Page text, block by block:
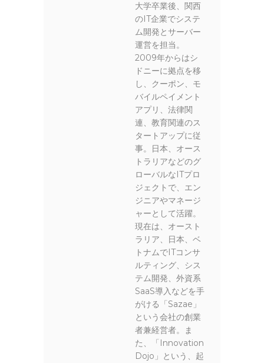
大学卒業後、関西
のIT企業でシステ
ム開発とサーバー
運営を担当。
2009年からはシ
ドニーに拠点を移
し、クーポン、モ
バイルペイメント
アプリ、法律関
連、教育関連のス
タートアップに従
事。日本、オース
トラリアなどのグ
ローバルなITプロ
ジェクトで、エン
ジニアやマネージ
ャーとして活躍。
現在は、オースト
ラリア、日本、ベ
トナムでITコンサ
ルティング、シス
テム開発、外資系
SaaS導入などを手
がける「Sazae」
という会社の創業
者兼経営者。ま
た、「Innovation
Dojo」という、起